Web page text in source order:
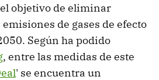
objetivo de eliminar
de gases de efecto
Según ha podido
, entre las medidas de este
' se encuentra un